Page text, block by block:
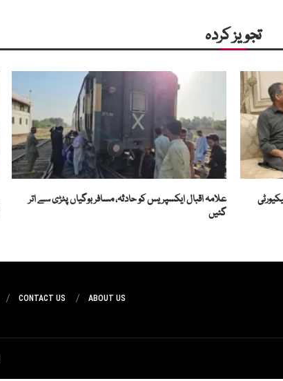
تجویز کردہ
علامہ اقبال ایکسپریس کو حادثہ، مسافر بوگیاں پٹڑی سے اتر
گئیں
ABOUT US
CONTACT US